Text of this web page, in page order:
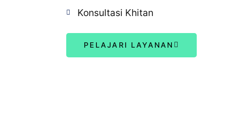
Konsultasi Khitan
PELAJARI LAYANAN